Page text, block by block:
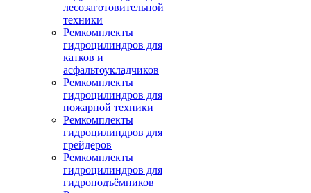
лесозаготовительной
техники
Ремкомплекты
гидроцилиндров для
катков и
асфальтоукладчиков
Ремкомплекты
гидроцилиндров для
пожарной техники
Ремкомплекты
гидроцилиндров для
грейдеров
Ремкомплекты
гидроцилиндров для
гидроподъёмников